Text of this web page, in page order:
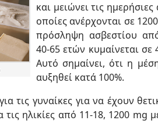
και μειώνει τις
οποίες ανέρχονται σε
πρόσληψη ασβεστίου
40-65 ετών κυμαίνεται
Αυτό σημαίνει, ότι η
αυξηθεί κατά 100%.
τις γυναίκες για να έχουν
τις ηλικίες από 11-18, 1200 mg